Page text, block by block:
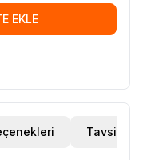
EKLE
Tavsiye Et